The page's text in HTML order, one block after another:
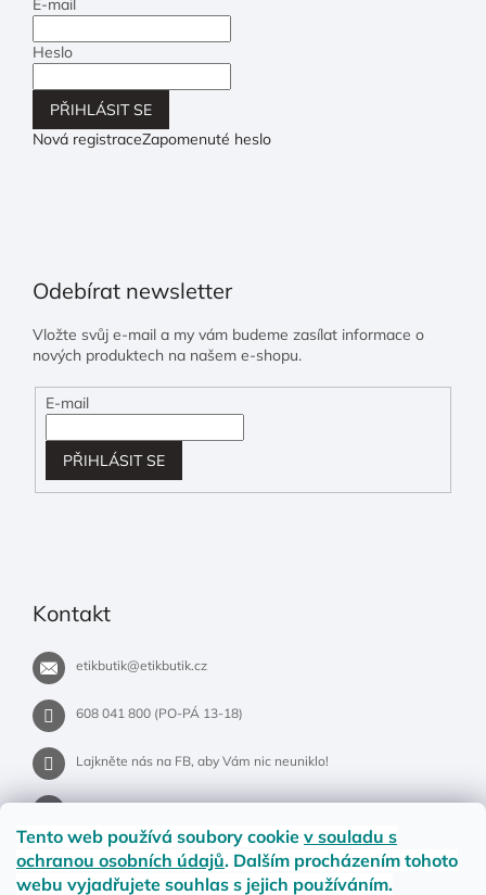
Tento web používá soubory cookie v souladu s
ochranou osobních údajů. Dalším procházením tohoto
webu vyjadřujete souhlas s jejich používáním.
E-mail
Heslo
PŘIHLÁSIT SE
Nová registraceZapomenuté heslo
Odebírat newsletter
Vložte svůj e-mail a my vám budeme zasílat informace o
nových produktech na našem e-shopu.
E-mail
PŘIHLÁSIT SE
Kontakt
etikbutik@etikbutik.cz
608 041 800 (PO-PÁ 13-18)
Lajkněte nás na FB, aby Vám nic neuniklo!
etikbutik.cz